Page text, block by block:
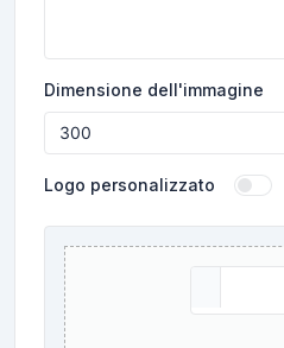
Dimensione dell'immagine
Logo personalizzato